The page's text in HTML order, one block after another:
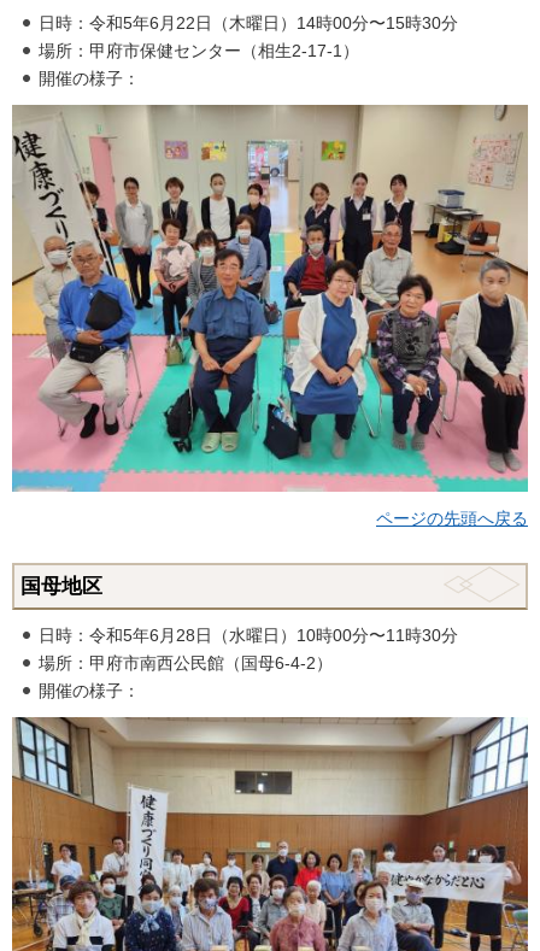
日時：令和5年6月22日（木曜日）14時00分〜15時30分
場所：甲府市保健センター（相生2-17-1）
開催の様子：
ページの先頭へ戻る
国母地区
日時：令和5年6月28日（水曜日）10時00分〜11時30分
場所：甲府市南西公民館（国母6-4-2）
開催の様子：